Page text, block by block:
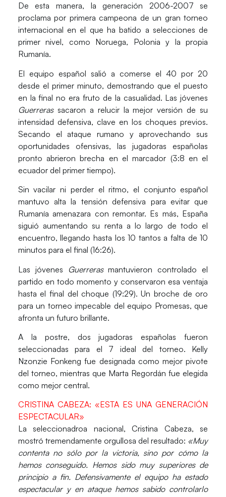
De esta manera, la generación 2006-2007 se
proclama por primera campeona de un gran torneo
internacional en el que ha batido a selecciones de
primer nivel, como Noruega, Poloniay la propia
Rumanía.
El equipo español salió a comerse el 40 por 20
desde el primer minuto, demostrando que el puesto
en la final no era fruto de la casualidad. Las jóvenes
Guerreras sacaron a relucir la mejor versión de su
intensidad defensiva, clave en los choques previos.
Secando el ataque rumano y aprovechando sus
oportunidades ofensivas, las jugadoras españolas
pronto abrieron brecha en el marcador (3:8 en el
ecuador del primer tiempo).
Sin vacilar ni perder el ritmo, el conjunto español
mantuvo alta la tensión defensiva para evitar que
Rumanía amenazara con remontar. Es más, España
siguió aumentando su renta a lo largo de todo el
encuentro, llegando hasta los 10 tantos a falta de 10
minutos para el final (16:26).
Las jóvenes
Guerrerasmantuvieron controlado el
partido en todo momento y conservaron esa ventaja
hasta el final del choque (19:29). Un broche de oro
para un torneo impecable del equipo Promesas, que
afronta un futuro brillante.
A la postre, dos jugadoras españolas fueron
seleccionadas para el 7 ideal del torneo. Kelly
Nzonzie Fonkengfue designada como mejor pivote
del torneo, mientras que Marta Regordán fue elegida
como mejor central.
CRISTINA CABEZA: «ESTA ES UNA GENERACIÓN
ESPECTACULAR»
La seleccionadroa nacional,Cristina Cabeza, se
mostró tremendamente orgullosa del resultado: «Muy
contenta no sólo por la victoria, sino por cómo la
hemos conseguido. Hemos sido muy superiores de
principio a fin. Defensivamente el equipo ha estado
espectacular y en ataque hemos sabido controlarlo